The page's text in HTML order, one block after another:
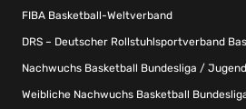
FIBA Basketball-Weltverband
DRS – Deutscher Rollstuhlsportverband
Nachwuchs Basketball Bundesliga /
Weibliche Nachwuchs Basketball